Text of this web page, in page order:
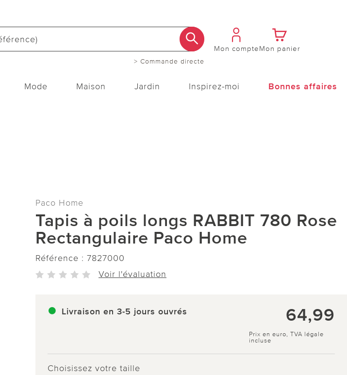
> Commande directe
Mon compteMon panier
Mode Maison Jardin Inspirez-moi Bonnes affaires
Paco Home
Tapis à poils longs RABBIT 780 Rose
Rectangulaire Paco Home
Référence : 7827000
Voir l'évaluation
Livraison en 3-5 jours ouvrés 64,99
Prix en euro, TVA légale
incluse
Choisissez votre taille